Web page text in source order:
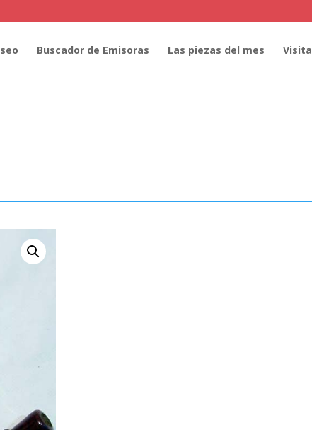
Buscador de Emisoras Las piezas del mes